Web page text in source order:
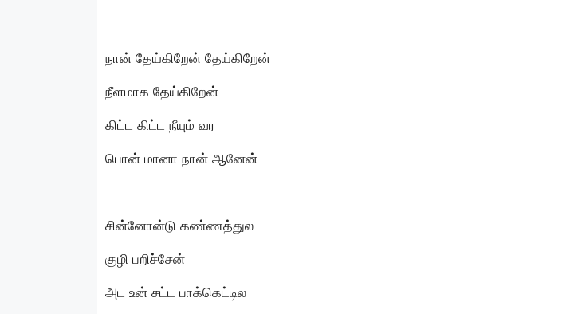
நான் தேய்கிறேன் தேய்கிறேன்
நீளமாக தேய்கிறேன்
கிட்ட கிட்ட நீயும் வர
பொன் மானா நான் ஆனேன்
சின்னோன்டு கண்ணத்துல
குழி பறிச்சேன்
அட உன் சட்ட பாக்கெட்டில